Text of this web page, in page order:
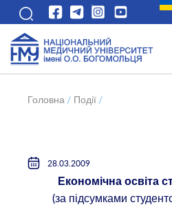
Головна / Події /
28.03.2009
Економічна освіта
(за підсумками